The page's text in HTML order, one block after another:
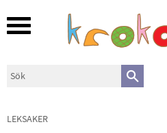
Meny
LEKSAKER